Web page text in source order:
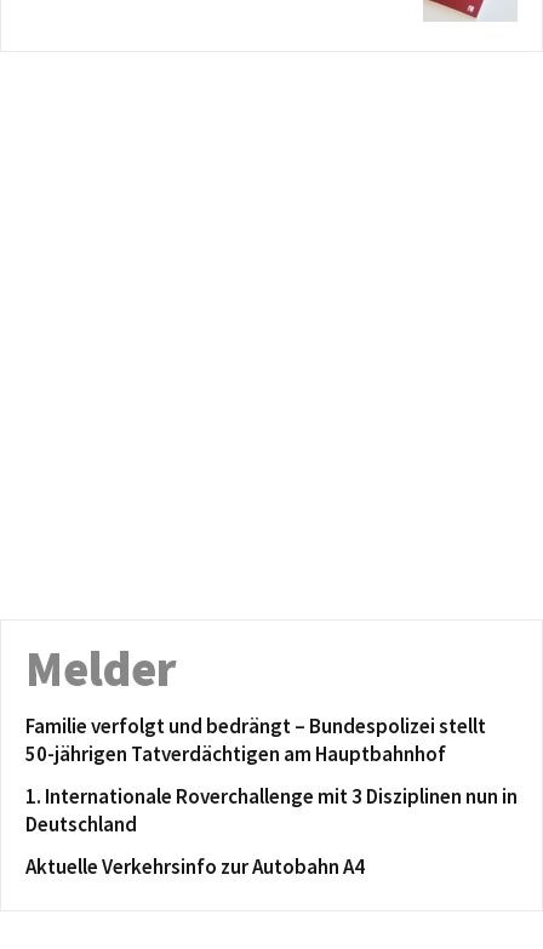
Melder
Familie verfolgt und bedrängt – Bundespolizei stellt
50-jährigen Tatverdächtigen am Hauptbahnhof
1. Internationale Roverchallenge mit 3 Disziplinen nun in
Deutschland
Aktuelle Verkehrsinfo zur Autobahn A4